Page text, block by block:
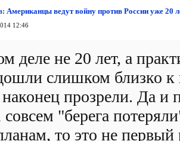
Американцы ведут войну против России уже 20
12:46
деле не 20 лет, а
слишком близко
прозрели. Да
совсем "берега
то это не